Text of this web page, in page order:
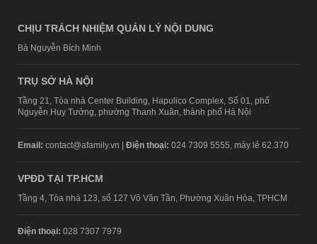
CHỊU TRÁCH NHIỆM QUẢN LÝ NỘI DUNG
Bà Nguyễn Bích Minh
TRỤ SỞ HÀ NỘI
Tầng 21, Tòa nhà Center Building, Hapulico Complex, Số 01, phố
Nguyễn Huy Tưởng, phường Thanh Xuân, thành phố Hà Nội
Email: contact@afamily.vn | Điện thoại: 024 7309 5555, máy lẻ 62.370
VPĐD TẠI TP.HCM
Tầng 4, Tòa nhà 123, số 127 Võ Văn Tần, Phường Xuân Hòa, TPHCM
Điện thoại: 028 7307 7979